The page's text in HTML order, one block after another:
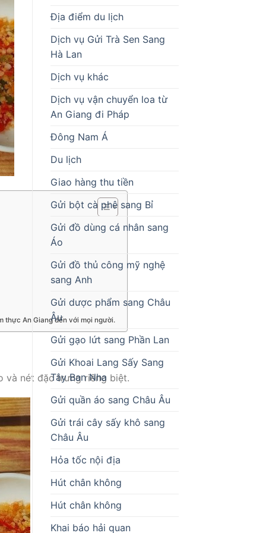
thực An Giang đến với mọi người.
và nét đặc trưng riêng biệt.
Địa điểm du lịch
Dịch vụ Gửi Trà Sen Sang
Hà Lan
Dịch vụ khác
Dịch vụ vận chuyển loa từ
An Giang đi Pháp
Đông Nam Á
Du lịch
Giao hàng thu tiền
Gửi bột cà phê sang Bỉ
Gửi đồ dùng cá nhân sang
Áo
Gửi đồ thủ công mỹ nghệ
sang Anh
Gửi dược phẩm sang Châu
Âu
Gửi gạo lứt sang Phần Lan
Gửi Khoai Lang Sấy Sang
Tây Ban Nha
Gửi quần áo sang Châu Âu
Gửi trái cây sấy khô sang
Châu Âu
Hỏa tốc nội địa
Hút chân không
Hút chân không
Khai báo hải quan